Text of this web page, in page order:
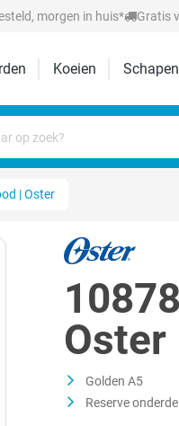
morgen in huis* Gratis
Koeien Schapen
| Oster
Oster
Golden A5
Reserve